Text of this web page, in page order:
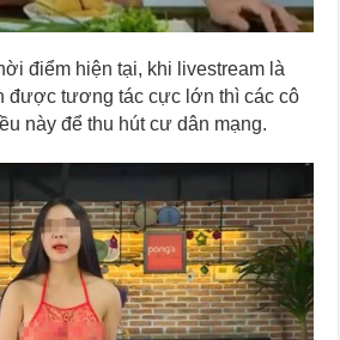
điểm hiện tại, khi livestream là
được tương tác cực lớn thì các cô
này để thu hút cư dân mạng.